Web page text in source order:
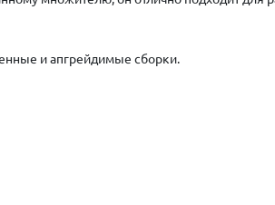
и апгрейдимые сборки.